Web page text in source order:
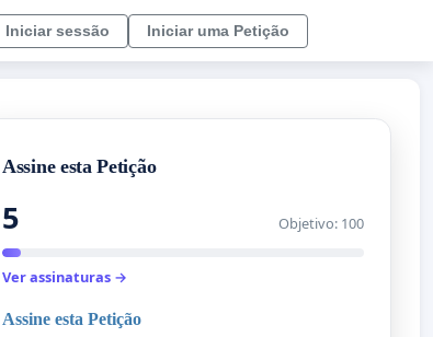
Iniciar sessão Iniciar uma Petição
Assine esta Petição
5 Objetivo: 100
Ver assinaturas →
Assine esta Petição